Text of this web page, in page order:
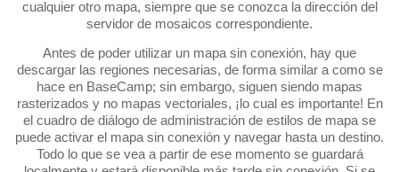
cualquier otro mapa, siempre que se conozca la dirección del
servidor de mosaicos correspondiente.
Antes de poder utilizar un mapa sin conexión, hay que
descargar las regiones necesarias, de forma similar a como se
hace en BaseCamp; sin embargo, siguen siendo mapas
rasterizados y no mapas vectoriales, ¡lo cual es importante! En
el cuadro de diálogo de administración de estilos de mapa se
puede activar el mapa sin conexión y navegar hasta un destino.
Todo lo que se vea a partir de ese momento se guardará